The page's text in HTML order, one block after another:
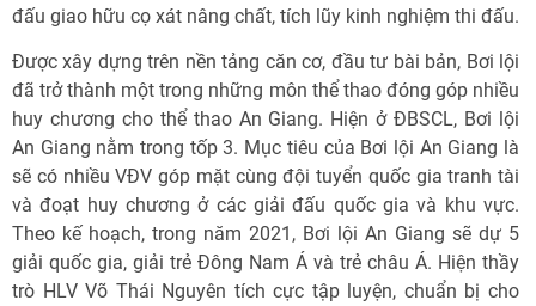
đấu giao hữu cọ xát nâng chất, tích lũy kinh nghiệm thi đấu.
Ðược xây dựng trên nền tảng căn cơ, đầu tư bài bản, Bơi lội
đã trở thành một trong những môn thể thao đóng góp nhiều
huy chương cho thể thao An Giang. Hiện ở ÐBSCL, Bơi lội
An Giang nằm trong tốp 3. Mục tiêu của Bơi lội An Giang là
sẽ có nhiều VÐV góp mặt cùng đội tuyển quốc gia tranh tài
và đoạt huy chương ở các giải đấu quốc gia và khu vực.
Theo kế hoạch, trong năm 2021, Bơi lội An Giang sẽ dự 5
giải quốc gia, giải trẻ Ðông Nam Á và trẻ châu Á. Hiện thầy
trò HLV Võ Thái Nguyên tích cực tập luyện, chuẩn bị cho